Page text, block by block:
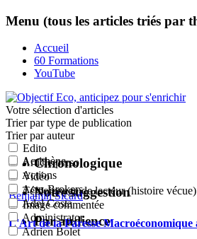
Menu (tous les articles triés par
Accueil
60 Formations
YouTube
Votre sélection d'articles
Trier par type de publication
Edito
Article perso
Vidéo
Témoignage de lecteur (histoire vécue)
Image commentée
Trier par auteur
Acrithène
Actions
Actu-Brokers
Adel Costa
Administrator
Adrien Bolet
Chronologique
Notre suggestion
Par audience
Benjamin Sicard:
L'Art de la Paresse Macroéconomique